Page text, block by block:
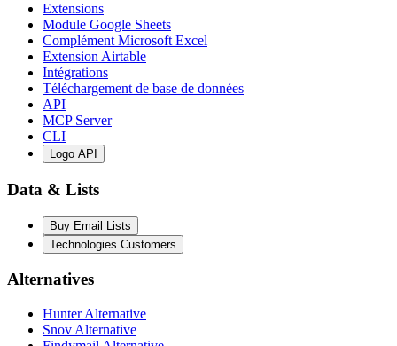
Extensions
Module Google Sheets
Complément Microsoft Excel
Extension Airtable
Intégrations
Téléchargement de base de données
API
MCP Server
CLI
Logo API
Data & Lists
Buy Email Lists
Technologies Customers
Alternatives
Hunter Alternative
Snov Alternative